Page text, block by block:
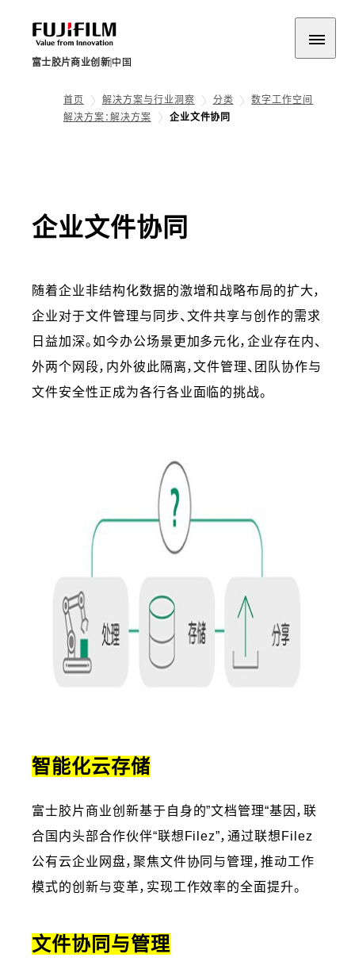
富士胶片商业创新 中国
首页 解决方案与行业洞察 分类
数字工作空间
解决方案：解决方案
企业文件协同
企业文件协同
随着企业非结构化数据的激增和战略布局的扩大，
企业对于文件管理与同步、文件共享与创作的需求
日益加深。如今办公场景更加多元化，企业存在内、
外两个网段，内外彼此隔离，文件管理、团队协作与
文件安全性正成为各行各业面临的挑战。
智能化云存储
富士胶片商业创新基于自身的”文档管理“基因，联
合国内头部合作伙伴“联想Filez”，通过联想Filez
公有云企业网盘，聚焦文件协同与管理，推动工作
模式的创新与变革，实现工作效率的全面提升。
文件协同与管理